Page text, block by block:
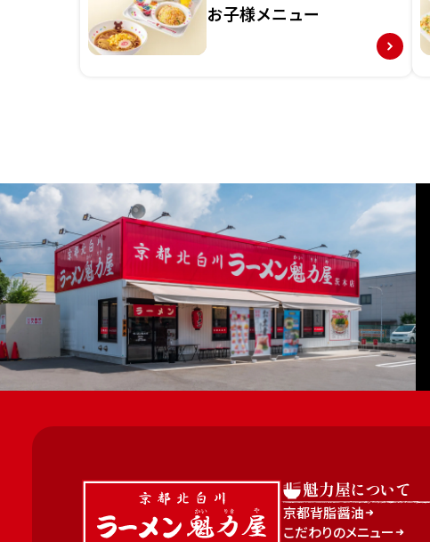
お子様メニュー
魁力屋について
京都背脂醤油
こだわりのメニュー